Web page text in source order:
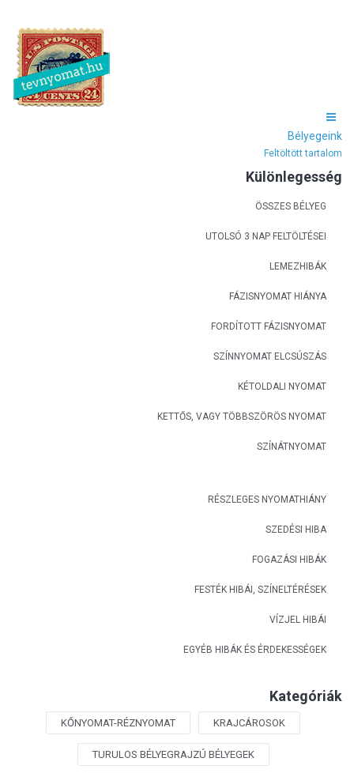
Bélyegeink
Feltöltött tartalom
Különlegesség
ÖSSZES BÉLYEG
UTOLSÓ 3 NAP FELTÖLTÉSEI
LEMEZHIBÁK
FÁZISNYOMAT HIÁNYA
FORDÍTOTT FÁZISNYOMAT
SZÍNNYOMAT ELCSÚSZÁS
KÉTOLDALI NYOMAT
KETTŐS, VAGY TÖBBSZÖRÖS NYOMAT
SZÍNÁTNYOMAT
RÉSZLEGES NYOMATHIÁNY
SZEDÉSI HIBA
FOGAZÁSI HIBÁK
FESTÉK HIBÁI, SZÍNELTÉRÉSEK
VÍZJEL HIBÁI
EGYÉB HIBÁK ÉS ÉRDEKESSÉGEK
Kategóriák
KŐNYOMAT-RÉZNYOMAT KRAJCÁROSOK
TURULOS BÉLYEGRAJZÚ BÉLYEGEK